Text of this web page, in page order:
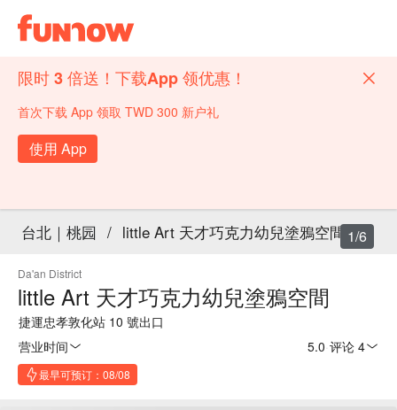
限时 3 倍送！下载App 领优惠！
首次下载 App 领取 TWD 300 新户礼
使用 App
台北｜桃园 / little Art 天才巧克力幼兒塗鴉空間
Da'an District
little Art 天才巧克力幼兒塗鴉空間
捷運忠孝敦化站 10 號出口
营业时间
5.0 评论 4
最早可预订：08/08
1/6